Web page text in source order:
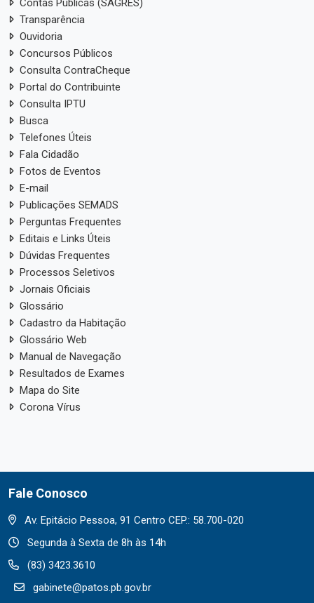
Contas Públicas (SAGRES)
Transparência
Ouvidoria
Concursos Públicos
Consulta ContraCheque
Portal do Contribuinte
Consulta IPTU
Busca
Telefones Úteis
Fala Cidadão
Fotos de Eventos
E-mail
Publicações SEMADS
Perguntas Frequentes
Editais e Links Úteis
Dúvidas Frequentes
Processos Seletivos
Jornais Oficiais
Glossário
Cadastro da Habitação
Glossário Web
Manual de Navegação
Resultados de Exames
Mapa do Site
Corona Vírus
Fale Conosco
Av. Epitácio Pessoa, 91 Centro CEP.: 58.700-020
Segunda à Sexta de 8h às 14h
(83) 3423.3610
gabinete@patos.pb.gov.br